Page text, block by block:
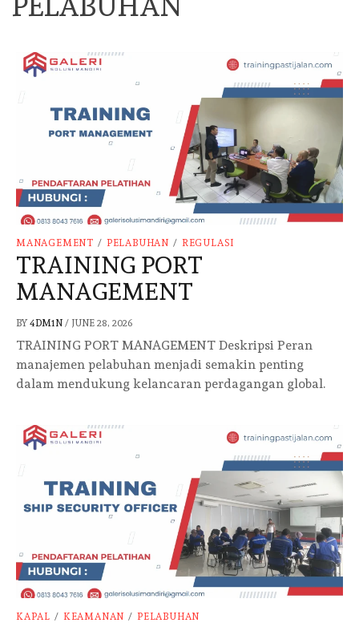
MANAGEMENT / PELABUHAN / REGULASI
TRAINING PORT
MANAGEMENT
BY 4DM1N / JUNE 28, 2026
TRAINING PORT MANAGEMENT Deskripsi Peran
manajemen pelabuhan menjadi semakin penting
dalam mendukung kelancaran perdagangan global.
KAPAL / KEAMANAN / PELABUHAN